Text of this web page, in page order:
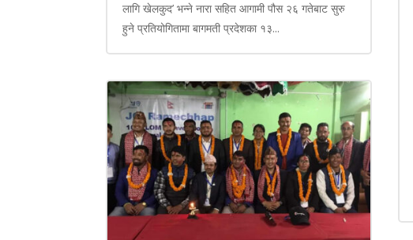
लागि खेलकुद’ भन्ने नारा सहित आगामी पौस २६ गतेबाट सुरु
हुने प्रतियोगितामा बागमती प्रदेशका १३...